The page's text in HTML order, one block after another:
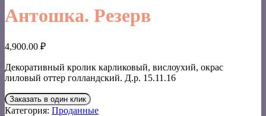
Антошка. Резерв
4,900.00 ₽
Декоративный кролик карликовый, вислоухий, окрас
лиловый оттер голландский. Д.р. 15.11.16
Заказать в один клик
Категория: Проданные